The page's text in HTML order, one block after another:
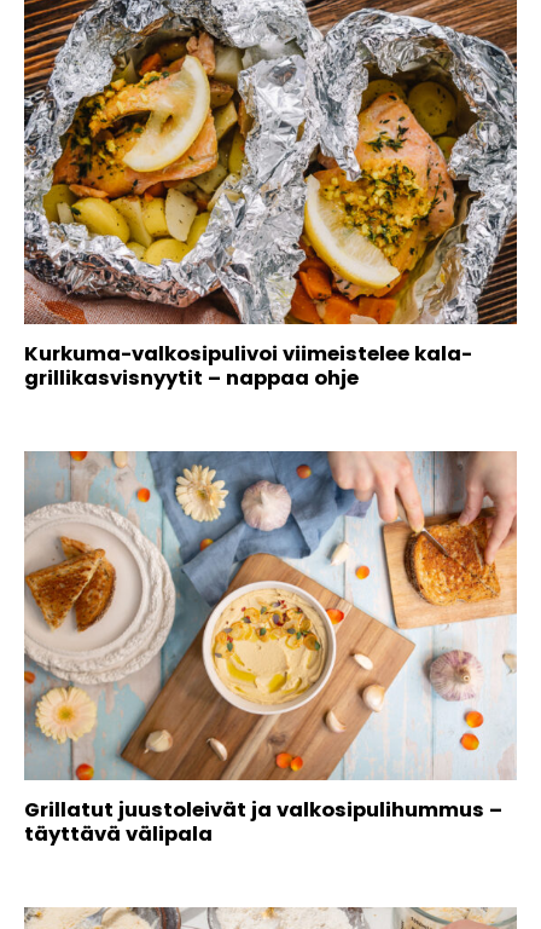
Kurkuma-valkosipulivoi viimeistelee kala-
grillikasvisnyytit – nappaa ohje
Grillatut juustoleivät ja valkosipulihummus –
täyttävä välipala